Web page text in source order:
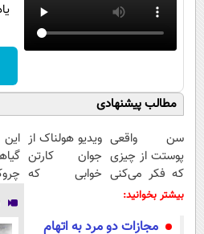
مطالب پیشنهادی
سن واقعی
پوستت از چیزی
که فکر می‌کنی
بیشتره...
ویدیو هولناک از
جوان کارتن
خوابی که
بیشتر بخوانید:
مجازات دو مرد به اتهام